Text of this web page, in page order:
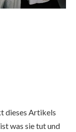
dieses Artikels
was sie tut und